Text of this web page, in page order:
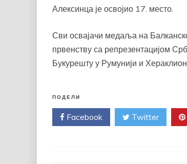
Алексинца је освојио 17. место.
Сви освајачи медаља на
првенству са репрезентацијом
Букурешту у Румунији и
ПОДЕЛИ
Facebook Twitter